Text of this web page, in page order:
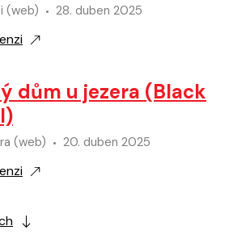
(web) 28. duben 2025
dům u jezera (Black
(web) 20. duben 2025